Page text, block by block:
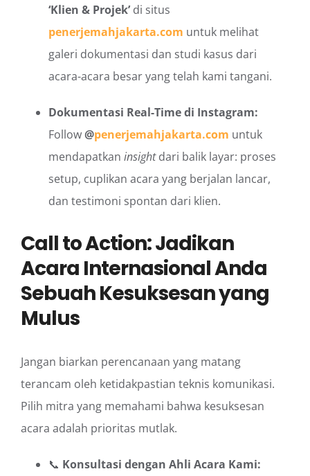
‘Klien & Projek’di situs
penerjemahjakarta.com untuk melihat
galeri dokumentasi dan studi kasus dari
acara-acara besar yang telah kami tangani.
Dokumentasi Real-Time di Instagram:
Follow@penerjemahjakarta.com untuk
mendapatkan insightdari balik layar: proses
setup, cuplikan acara yang berjalan lancar,
dan testimoni spontan dari klien.
Call to Action: Jadikan
Acara Internasional Anda
Sebuah Kesuksesan yang
Mulus
Jangan biarkan perencanaan yang matang
terancam oleh ketidakpastian teknis komunikasi.
Pilih mitra yang memahami bahwa kesuksesan
acara adalah prioritas mutlak.
📞 Konsultasi dengan Ahli Acara Kami: